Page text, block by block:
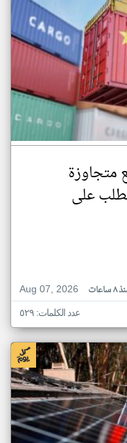
متجاوزة
على
Aug 07, 2026
ساعات
عدد الكلمات: ٥٢٩